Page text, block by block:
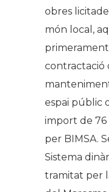
obres
món local,
contractació
espai públic
import de 76
per BIMSA.
Sistema
tramitat per